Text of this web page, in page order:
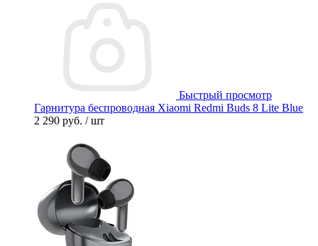
Быстрый просмотр
Гарнитура беспроводная Xiaomi Redmi Buds 8 Lite Blue
2 290 руб. / шт